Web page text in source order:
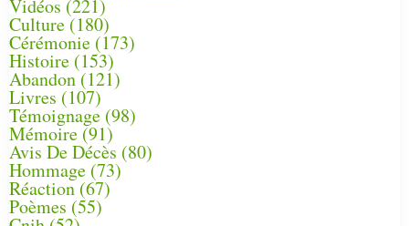
Vidéos (221)
Culture(180)
Cérémonie (173)
Histoire (153)
Abandon(121)
Livres (107)
Témoignage (98)
Mémoire (91)
Avis De Décès (80)
Hommage (73)
Réaction(67)
Poèmes (55)